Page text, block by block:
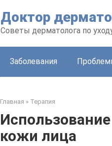
Доктор
Советы дерматолога по
Заболевания
Главная » Терапия
кожи лица